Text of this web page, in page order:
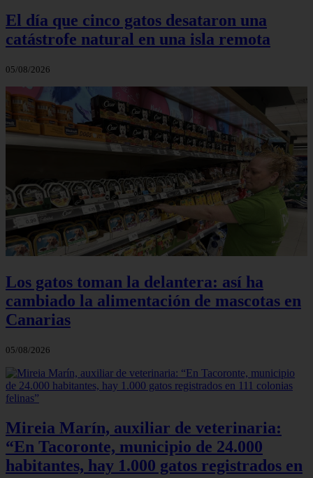
El día que cinco gatos desataron una
catástrofe natural en una isla remota
05/08/2026
Los gatos toman la delantera: así ha
cambiado la alimentación de mascotas en
Canarias
05/08/2026
Mireia Marín, auxiliar de veterinaria:
“En Tacoronte, municipio de 24.000
habitantes, hay 1.000 gatos registrados en